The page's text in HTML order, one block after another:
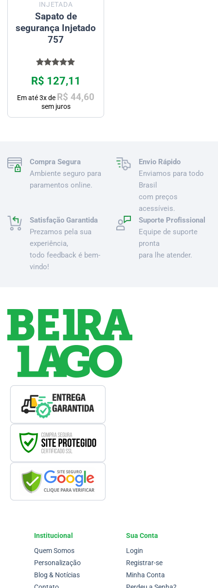
INJETADA
Sapato de
segurança Injetado
757
5.00 de 5
R$ 127,11
Em até3x de R$ 44,60
sem juros
Compra Segura
Ambiente seguro para
paramentos online.
Envio Rápido
Enviamos para todo
Brasil
com preços
acessíveis.
Satisfação Garantida
Prezamos pela sua
experiência,
todo feedback é bem-
vindo!
Suporte Profissional
Equipe de suporte
pronta
para lhe atender.
Institucional
Quem Somos
Personalização
Blog & Notícias
Sua Conta
Login
Registrar-se
Minha Conta